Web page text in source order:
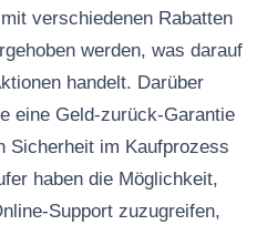
verschiedenen Rabatten
werden, was darauf
handelt. Darüber
eine Geld-zurück-Garantie
Sicherheit im Kaufprozess
haben die Möglichkeit,
Support zuzugreifen,